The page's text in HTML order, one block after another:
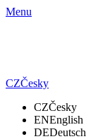
Menu
CZČesky
CZČesky
ENEnglish
DEDeutsch